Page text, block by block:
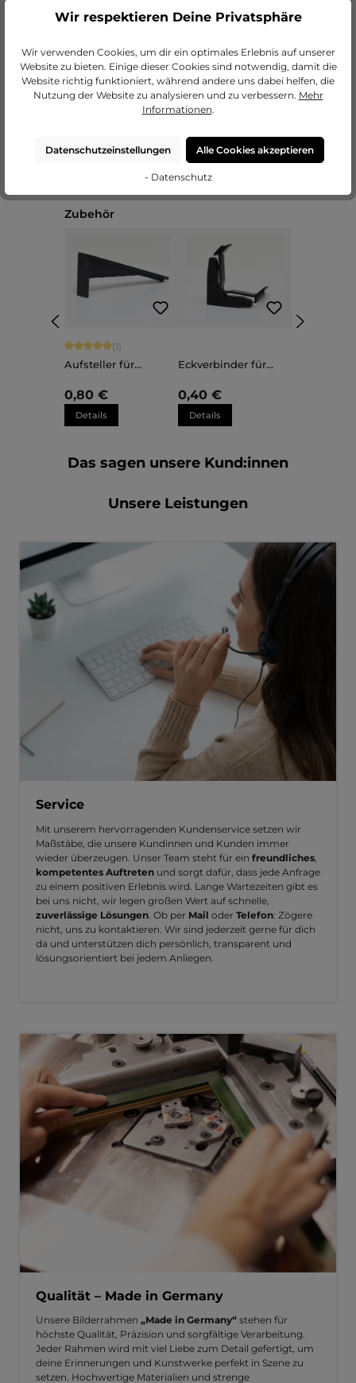
Produktgalerie überspringen
Zubehör
Durchschnittliche Bewertung von 5 von 5 Sternen
(1)
Aufsteller für
Sara
0,80 €
Details
Eckverbinder für
Sara
0,40 €
Details
Das sagen unsere Kund:innen
Unsere Leistungen
Service
Mit unserem hervorragenden Kundenservice setzen wir
Maßstäbe, die unsere Kundinnen und Kunden immer
wieder überzeugen. Unser Team steht für ein freundliches
kompetentes Auftreten und sorgt dafür, dass jede Anfrage
zu einem positiven Erlebnis wird. Lange Wartezeiten gibt es
bei uns nicht, wir legen großen Wert auf schnelle,
zuverlässige Lösungen . Ob per Mail oder Telefon: Zögere
nicht, uns zu kontaktieren. Wir sind jederzeit gerne für dich
da und unterstützen dich persönlich, transparent und
lösungsorientiert bei jedem Anliegen.
Qualität – Made in Germany
Unsere Bilderrahmen „Made in Germany“ stehen für
höchste Qualität, Präzision und sorgfältige Verarbeitung.
Jeder Rahmen wird mit viel Liebe zum Detail gefertigt, um
deine Erinnerungen und Kunstwerke perfekt in Szene zu
setzen. Hochwertige Materialien und strenge
Wir respektieren Deine Privatsphäre
Wir verwenden Cookies, um dir ein optimales Erlebnis auf unserer
Website zu bieten. Einige dieser Cookies sind notwendig, damit die
Website richtig funktioniert, während andere uns dabei helfen, die
Nutzung der Website zu analysieren und zu verbessern. Mehr
Informationen.
Datenschutzeinstellungen Alle Cookies akzeptieren
- Datenschutz